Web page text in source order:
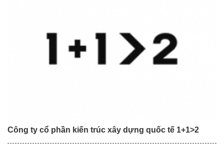
Công ty cổ phần kiến trúc xây dựng quốc tế 1+1>2